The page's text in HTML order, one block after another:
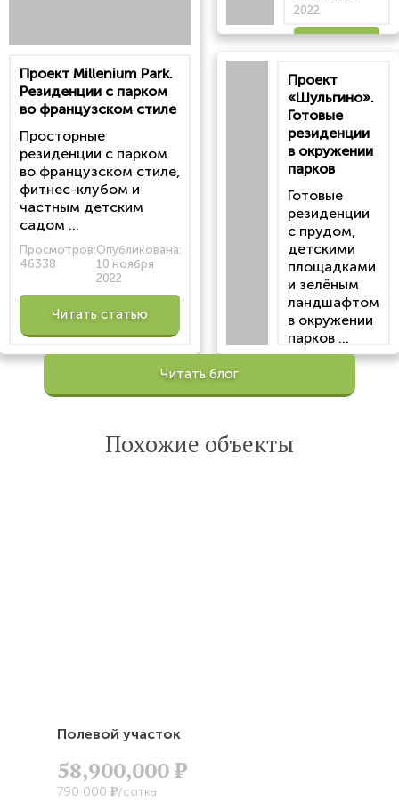
Проект Millenium Park.
Резиденции с парком
во французском стиле
Просторные
резиденции с парком
во французском стиле,
фитнес-клубом и
частным детским
садом ...
Просмотров:
46338
Опубликована:
10 ноября
2022
Читать статью
2022
статью
Проект
«Шульгино».
Готовые
резиденции
в окружении
парков
Готовые
резиденции
с прудом,
детскими
площадками
и зелёным
ландшафтом
в окружении
парков ...
Просмотров:
Опубликована:
Читать блог
Похожие объекты
Полевой участок
58,900,000Р
790 000 Р/сотка